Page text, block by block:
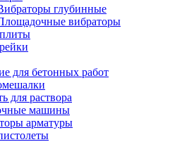
глубинные
вибраторы
для бетонных работ
для раствора
машины
арматуры